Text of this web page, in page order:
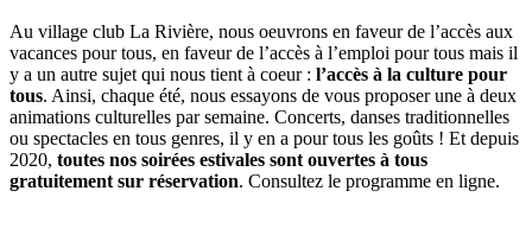
Au village club La Rivière, nous oeuvrons en faveur de l’accès aux
vacances pour tous, en faveur de l’accès à l’emploi pour tous mais il
y a un autre sujet qui nous tient à coeur : l’accès à la culture pour
tous. Ainsi, chaque été, nous essayons de vous proposer une à deux
animations culturelles par semaine. Concerts, danses traditionnelles
ou spectacles en tous genres, il y en a pour tous les goûts ! Et depuis
2020, toutes nos soirées estivales sont ouvertes à tous
gratuitement sur réservation. Consultez le programme en ligne.